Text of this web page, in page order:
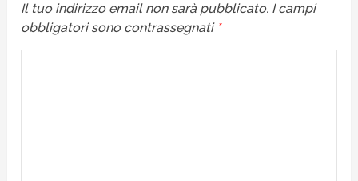
Il tuo indirizzo email non sarà pubblicato. I campi
obbligatori sono contrassegnati *